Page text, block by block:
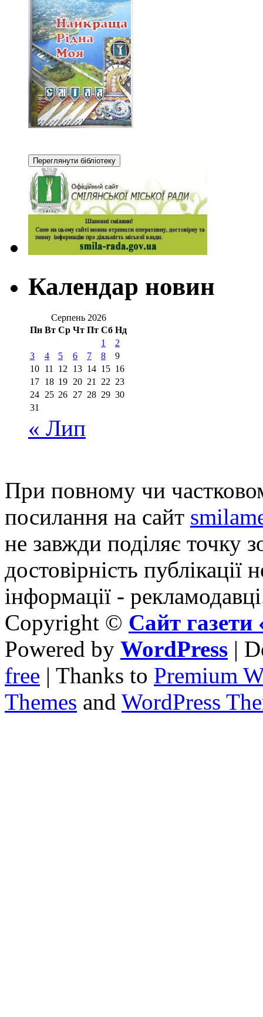
Календар новин
Серпень 2026
Пн Вт Ср Чт Пт Сб Нд
1
2
3
4 5 6 7 8
9
10 11 12 13 14 15 16
17 18 19 20 21 22 23
24 25 26 27 28 29 30
31
« Лип
При повному чи
посилання на сайт
не завжди поділяє точку
достовірність публікації
інформації -
Copyright © Сайт
Powered by WordPress |
free | Thanks to Premium
Themes and WordPress